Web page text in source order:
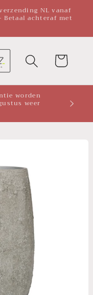
NL vanaf
Betaal achteraf met
Winkelwagen
worden
weer